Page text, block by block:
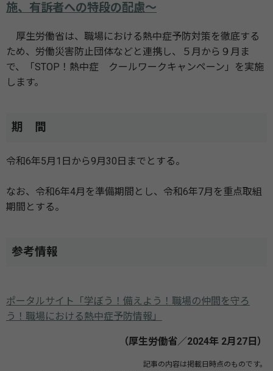
施、有訴者への特段の配慮～
厚生労働省は、職場における熱中症予防対策を徹底する
ため、労働災害防止団体などと連携し、５月から９月ま
で、「STOP！熱中症 クールワークキャンペーン」を実施
します。
期 間
令和6年5月1日から9月30日までとする。
なお、令和6年4月を準備期間とし、令和6年7月を重点取組
期間とする。
参考情報
ポータルサイト「学ぼう！備えよう！職場の仲間を守ろ
う！職場における熱中症予防情報」
（厚生労働省／2024年 2月27日）
記事の内容は掲載日時点のものです。